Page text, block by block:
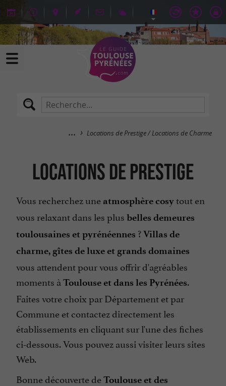
Locations de Prestige / Locations de Charme
Locations de Prestige
Vous recherchez une atmosphère cosytout en
vous relaxant dans les plus belles demeures
toulousaines et pyrénéennes ?Villas de
charme, gîtes de luxe et grands domaines
vous attendent pour vous offrir d'agréables
moments à Toulouse et dans les Pyrénées.
Faites votre choix par Département et par
Commune et contactez directement les
établissements en cliquant sur l'une des fiches
ci-dessous. Vous pouvez aussi visiter leurs sites
Web.
Bonne découverte deToulouse et des